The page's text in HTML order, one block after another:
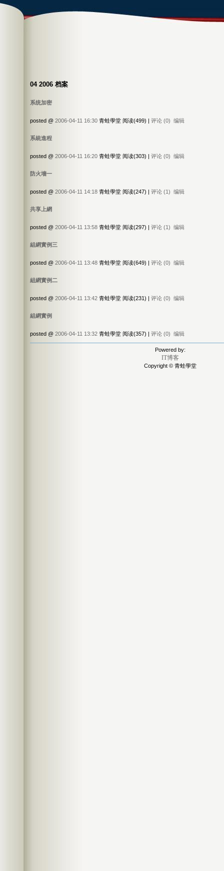
04 2006 档案
系统加密
posted @ 2006-04-11 16:30 青蛙學堂 阅读(499) | 评论 (0) 编辑
系統進程
posted @ 2006-04-11 16:20 青蛙學堂 阅读(303) | 评论 (0) 编辑
防火墻一
posted @ 2006-04-11 14:18 青蛙學堂 阅读(247) | 评论 (1) 编辑
共享上網
posted @ 2006-04-11 13:58 青蛙學堂 阅读(297) | 评论 (1) 编辑
組網實例三
posted @ 2006-04-11 13:48 青蛙學堂 阅读(649) | 评论 (0) 编辑
組網實例二
posted @ 2006-04-11 13:42 青蛙學堂 阅读(231) | 评论 (0) 编辑
組網實例
posted @ 2006-04-11 13:32 青蛙學堂 阅读(357) | 评论 (0) 编辑
Powered by:
IT博客
Copyright © 青蛙學堂